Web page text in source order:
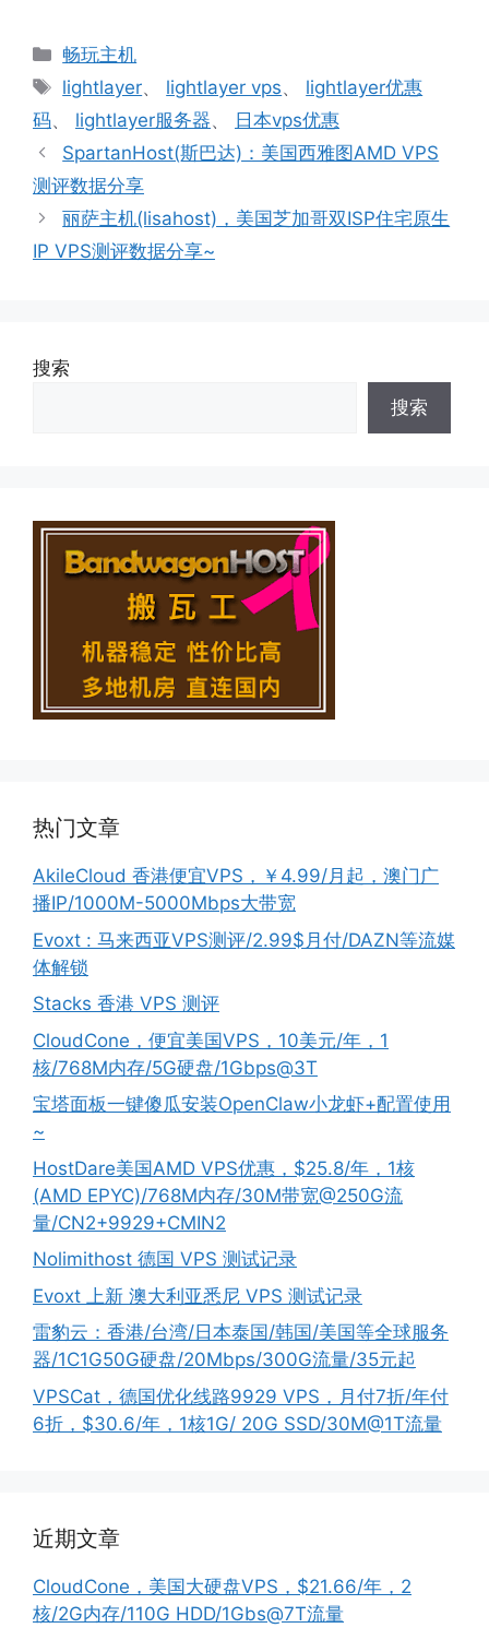
分
类
畅玩主机
标
签
lightlayer、 lightlayer vps、 lightlayer优惠
码、 lightlayer服务器、
日本vps优惠
SpartanHost(斯巴达)：美国西雅图AMD VPS
测评数据分享
丽萨主机(lisahost)，美国芝加哥双ISP住宅原生
IP VPS测评数据分享~
搜索
搜索
热门文章
AkileCloud 香港便宜VPS，￥4.99/月起，澳门广
播IP/1000M-5000Mbps大带宽
Evoxt : 马来西亚VPS测评/2.99$月付/DAZN等流媒
体解锁
Stacks 香港 VPS 测评
CloudCone，便宜美国VPS，10美元/年，1
核/768M内存/5G硬盘/1Gbps@3T
宝塔面板一键傻瓜安装OpenClaw小龙虾+配置使用
~
HostDare美国AMD VPS优惠，$25.8/年，1核
(AMD EPYC)/768M内存/30M带宽@250G流
量/CN2+9929+CMIN2
Nolimithost 德国 VPS 测试记录
Evoxt 上新 澳大利亚悉尼 VPS 测试记录
雷豹云：香港/台湾/日本泰国/韩国/美国等全球服务
器/1C1G50G硬盘/20Mbps/300G流量/35元起
VPSCat，德国优化线路9929 VPS，月付7折/年付
6折，$30.6/年，1核1G/ 20G SSD/30M@1T流量
近期文章
CloudCone，美国大硬盘VPS，$21.66/年，2
核/2G内存/110G HDD/1Gbs@7T流量